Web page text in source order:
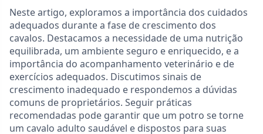
Neste artigo, exploramos a importância dos cuidados
adequados durante a fase de crescimento dos
cavalos. Destacamos a necessidade de uma nutrição
equilibrada, um ambiente seguro e enriquecido, e a
importância do acompanhamento veterinário e de
exercícios adequados. Discutimos sinais de
crescimento inadequado e respondemos a dúvidas
comuns de proprietários. Seguir práticas
recomendadas pode garantir que um potro se torne
um cavalo adulto saudável e dispostos para suas